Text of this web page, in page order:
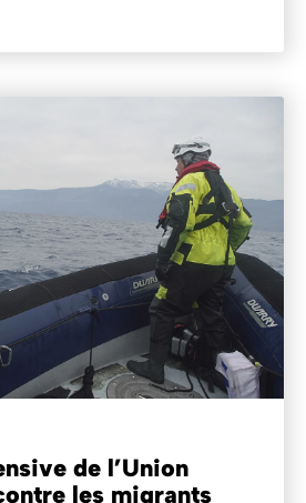
de l’Union
les migrants